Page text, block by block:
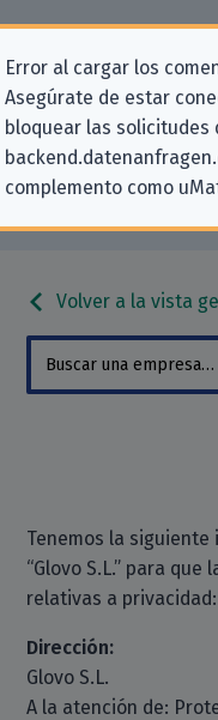
Error al cargar los
Asegúrate de estar
bloquear las solicitudes
complemento como
solicitudes
para
Volver a la vista
Tenemos la
“Glovo S.L.” para
relativas a privacidad:
Dirección:
Glovo S.L.
A la atención de: